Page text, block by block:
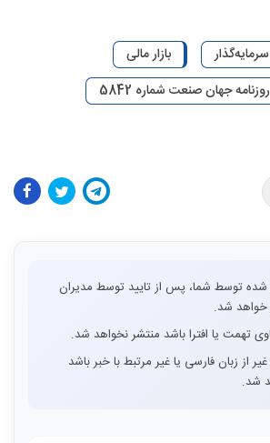
بازار مالی
روزنامه جهان صنعت شماره 5842
شده توسط شما، پس از تایید توسط مدیران
شد.
تهمت یا افترا باشد منتشر نخواهد شد.
از زبان فارسی یا غیر مرتبط با خبر باشد
شد.